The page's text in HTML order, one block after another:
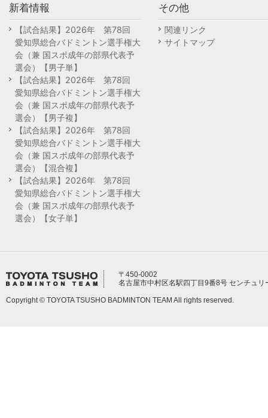
新着情報
【試合結果】2026年 第78回
愛知県総合バドミントン選手権大
会（兼 国スポ成年の部県代表予
選会）【男子単】
【試合結果】2026年 第78回
愛知県総合バドミントン選手権大
会（兼 国スポ成年の部県代表予
選会）【男子複】
【試合結果】2026年 第78回
愛知県総合バドミントン選手権大
会（兼 国スポ成年の部県代表予
選会）【混合複】
【試合結果】2026年 第78回
愛知県総合バドミントン選手権大
会（兼 国スポ成年の部県代表予
選会）【女子単】
その他
関連リンク
サイトマップ
〒450-0002
名古屋市中村区名駅四丁目9番8号 センチュリ
Copyright © TOYOTA TSUSHO BADMINTON TEAM All rights reserved.